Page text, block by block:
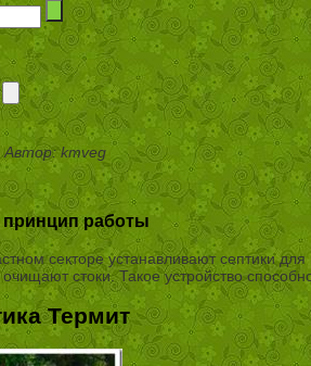
Автор: kmveg
работы
секторе устанавливают септики
стоки. Такое устройство
Термит